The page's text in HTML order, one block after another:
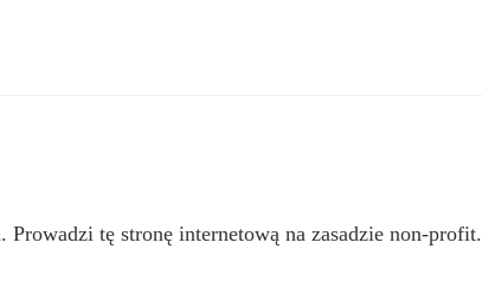
tę stronę internetową na zasadzie non-profit.